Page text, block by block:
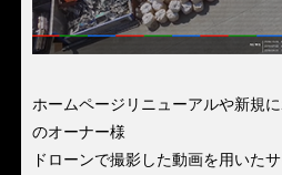
ホームページリニューアルや新規
のオーナー様
ドローンで撮影した動画を用いた